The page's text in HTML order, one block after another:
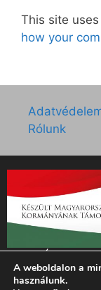
This site
how your
Rólunk
„Az Új Ember
támogatását
szerződés
A weboldalon a
használunk.